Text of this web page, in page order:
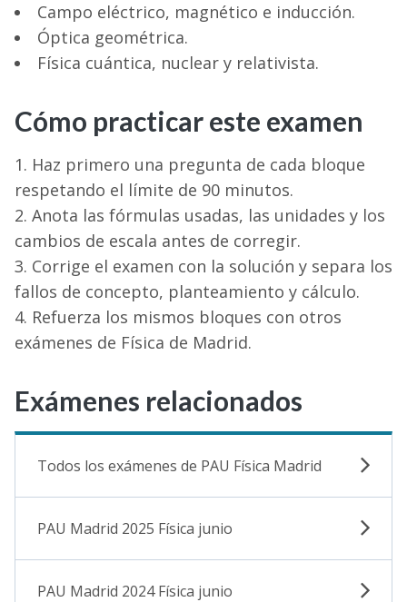
Campo eléctrico, magnético e inducción.
Óptica geométrica.
Física cuántica, nuclear y relativista.
Cómo practicar este examen
Haz primero una pregunta de cada bloque
respetando el límite de 90 minutos.
Anota las fórmulas usadas, las unidades y los
cambios de escala antes de corregir.
Corrige el examen con la solución y separa los
fallos de concepto, planteamiento y cálculo.
Refuerza los mismos bloques con otros
exámenes de Física de Madrid.
Exámenes relacionados
Todos los exámenes de PAU Física Madrid
PAU Madrid 2025 Física junio
PAU Madrid 2024 Física junio